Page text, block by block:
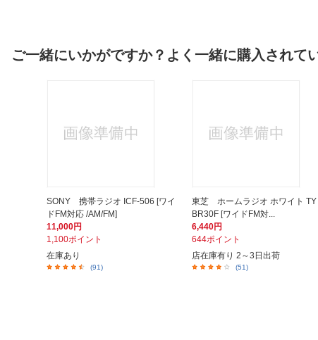
ご一緒にいかがですか？よく一緒に購入されて
SONY 携帯ラジオ ICF-506 [ワイ
ドFM対応 /AM/FM]
11,000円
1,100ポイント
在庫あり
(91)
東芝 ホームラジオ ホワイト TY
BR30F [ワイドFM対...
6,440円
644ポイント
店在庫有り 2～3日出荷
(51)